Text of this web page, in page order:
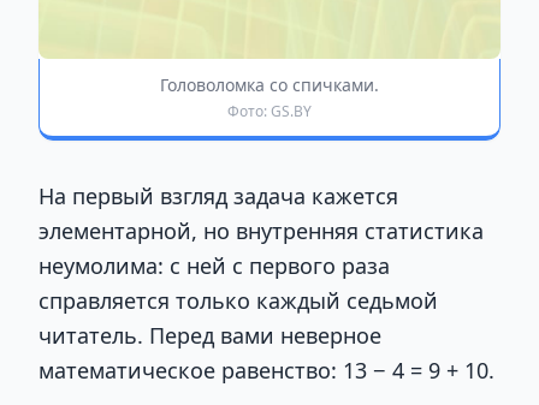
Головоломка со спичками.
Фото: GS.BY
На первый взгляд задача кажется
элементарной, но внутренняя статистика
неумолима: с ней с первого раза
справляется только каждый седьмой
читатель. Перед вами неверное
математическое равенство: 13 − 4 = 9 + 10.